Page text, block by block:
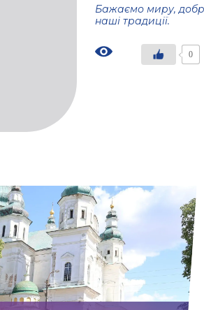
Бажаємо миру,
наші традиції.
0